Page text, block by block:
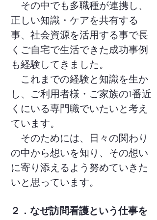
その中でも多職種が連携し、
正しい知識・ケアを共有する
事、社会資源を活用する事で長
くご自宅で生活できた成功事例
も経験してきました。
これまでの経験と知識を生か
し、ご利用者様・ご家族の1番近
くにいる専門職でいたいと考え
ています。
そのためには、日々の関わり
の中から想いを知り、その想い
に寄り添えるよう努めていきた
いと思っています。
２．なぜ訪問看護という仕事を